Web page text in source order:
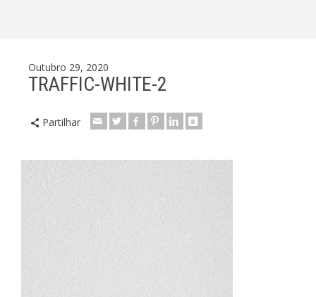
Outubro 29, 2020
TRAFFIC-WHITE-2
Partilhar